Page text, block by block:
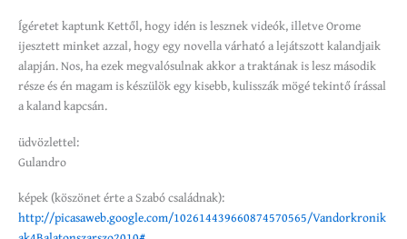
Ígéretet kaptunk Kettől, hogy idén is lesznek videók, illetve Orome
ijesztett minket azzal, hogy egy novella várható a lejátszott kalandjaik
alapján. Nos, ha ezek megvalósulnak akkor a traktának is lesz második
része és én magam is készülök egy kisebb, kulisszák mögé tekintő írással
a kaland kapcsán.
üdvözlettel:
Gulandro
képek (köszönet érte a Szabó családnak):
http://picasaweb.google.com/102614439660874570565/Vandorkronik